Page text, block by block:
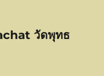
วัดพุทธ